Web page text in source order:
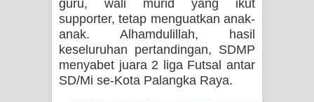
guru, wali murid yang ikut
supporter, tetap menguatkan anak-
anak. Alhamdulillah, hasil
keseluruhan pertandingan, SDMP
menyabet juara 2 liga Futsal antar
SD/Mi se-Kota Palangka Raya.